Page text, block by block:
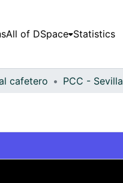
All of DSpace Statistics
cafetero PCC - Sevilla